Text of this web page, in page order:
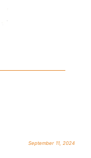
September 11, 2024